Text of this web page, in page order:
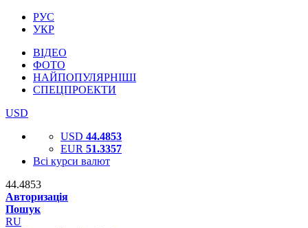
РУС
УКР
ВІДЕО
ФОТО
НАЙПОПУЛЯРНІШІ
СПЕЦПРОЕКТИ
USD
USD 44.4853
EUR 51.3357
Всі курси валют
44.4853
Авторизація
Пошук
RU